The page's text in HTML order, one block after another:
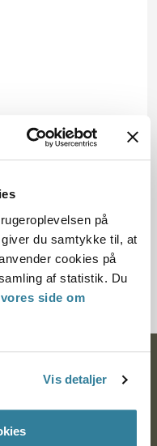
på
du samtykke til, at
cookies på
af statistik. Du
vores side om
Vis detaljer